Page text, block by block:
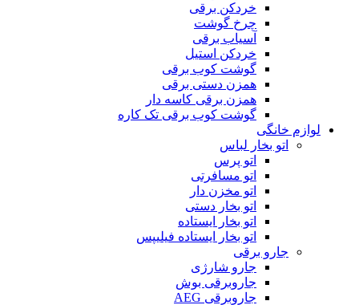
خردکن برقی
چرخ گوشت
آسیاب برقی
خردکن استیل
گوشت کوب برقی
همزن دستی برقی
همزن برقی کاسه دار
گوشت کوب برقی تک کاره
لوازم خانگی
اتو بخار لباس
اتو پرس
اتو مسافرتی
اتو مخزن دار
اتو بخار دستی
اتو بخار ایستاده
اتو بخار ایستاده فیلیپس
جارو برقی
جارو شارژی
جاروبرقی بوش
جاروبرقی AEG